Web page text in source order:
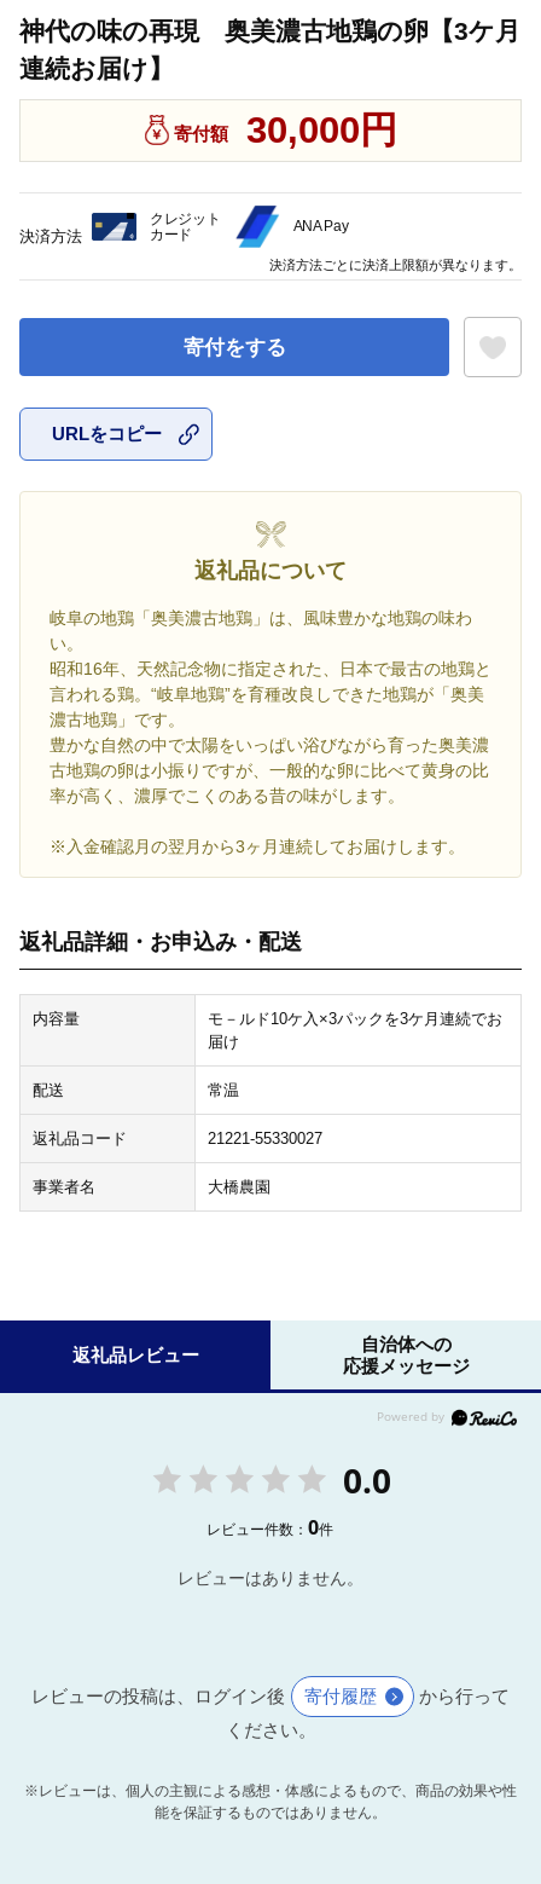
神代の味の再現 奥美濃古地鶏の卵【3ケ月
連続お届け】
寄付額 30,000円
寄付をする
URLをコピー
返礼品について
岐阜の地鶏「奥美濃古地鶏」は、風味豊かな地鶏の味わ
い。
昭和16年、天然記念物に指定された、日本で最古の地鶏と
言われる鶏。“岐阜地鶏”を育種改良しできた地鶏が「奥美
濃古地鶏」です。
豊かな自然の中で太陽をいっぱい浴びながら育った奥美濃
古地鶏の卵は小振りですが、一般的な卵に比べて黄身の比
率が高く、濃厚でこくのある昔の味がします。
※入金確認月の翌月から3ヶ月連続してお届けします。
返礼品詳細・お申込み・配送
内容量
モ－ルド10ケ入×3パックを3ケ月連続でお
届け
配送 常温
返礼品コード 21221-55330027
事業者名 大橋農園
決済方法
クレジット
カード
ANA Pay
決済方法ごとに決済上限額が異なります。
返礼品レビュー
自治体への
応援メッセージ
0.0
レビュー件数：0件
レビューはありません。
レビューの投稿は、ログイン後 寄付履歴
から行って
ください。
※レビューは、個人の主観による感想・体感によるもので、商品の効果や性
能を保証するものではありません。